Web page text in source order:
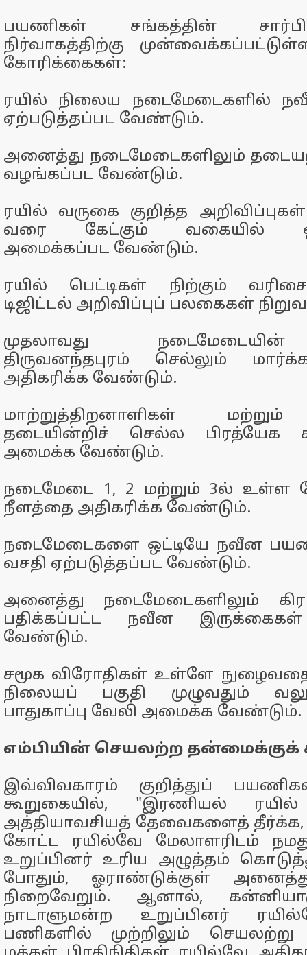
பயணிகள் சங்கத்தின்
நிர்வாகத்திற்கு
கோரிக்கைகள்:
ரயில் நிலைய நடைமேடைகளில்
ஏற்படுத்தப்பட வேண்டும்.
அனைத்து நடைமேடைகளிலும்
வழங்கப்பட வேண்டும்.
ரயில் வருகை குறித்த
வரை கேட்கும் வகையில்
அமைக்கப்பட வேண்டும்.
ரயில் பெட்டிகள் நிற்கும்
டிஜிட்டல் அறிவிப்புப் பலகைகள்
முதலாவது
திருவனந்தபுரம் செல்லும்
அதிகரிக்க வேண்டும்.
மாற்றுத்திறனாளிகள் மற்றும்
தடையின்றிச் செல்ல பிரத்யேக
அமைக்க வேண்டும்.
நடைமேடை 1, 2 மற்றும் 3ல் உள்ள
நீளத்தை அதிகரிக்க வேண்டும்.
நடைமேடைகளை ஒட்டியே நவீன
வசதி ஏற்படுத்தப்பட வேண்டும்.
அனைத்து நடைமேடைகளிலும்
பதிக்கப்பட்ட நவீன
வேண்டும்.
சமூக விரோதிகள் உள்ளே
நிலையப் பகுதி முழுவதும்
பாதுகாப்பு வேலி அமைக்க வேண்டும்.
எம்பியின் செயலற்ற
இவ்விவகாரம் குறித்துப்
கூறுகையில், "இரணியல்
அத்தியாவசியத் தேவைகளைத் தீர்க்க,
கோட்ட ரயில்வே மேலாளரிடம்
உறுப்பினர் உரிய அழுத்தம்
போதும், ஓராண்டுக்குள்
நிறைவேறும். ஆனால்,
நாடாளுமன்ற உறுப்பினர்
பணிகளில் முற்றிலும் செயலற்று